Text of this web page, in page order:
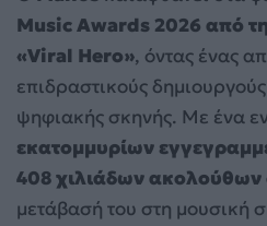
Music Awards 2026 από
«Viral Hero», όντας ένας
επιδραστικούς
ψηφιακής σκηνής. Με ένα
εκατομμυρίων
408 χιλιάδων
μετάβασή του στη μουσική